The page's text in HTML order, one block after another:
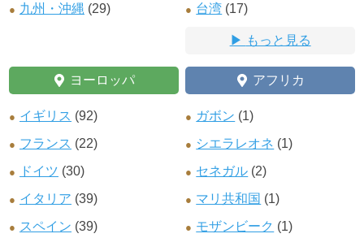
九州・沖縄 (29)
台湾 (17)
もっと見る
ヨーロッパ
イギリス (92)
フランス (22)
ドイツ (30)
イタリア (39)
スペイン (39)
アフリカ
ガボン (1)
シエラレオネ (1)
セネガル (2)
マリ共和国 (1)
モザンビーク (1)